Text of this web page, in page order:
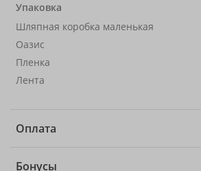
Упаковка
Шляпная коробка маленькая
Оазис
Пленка
Лента
Оплата
Бонусы